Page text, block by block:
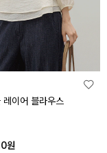
레이어 블라우스
원